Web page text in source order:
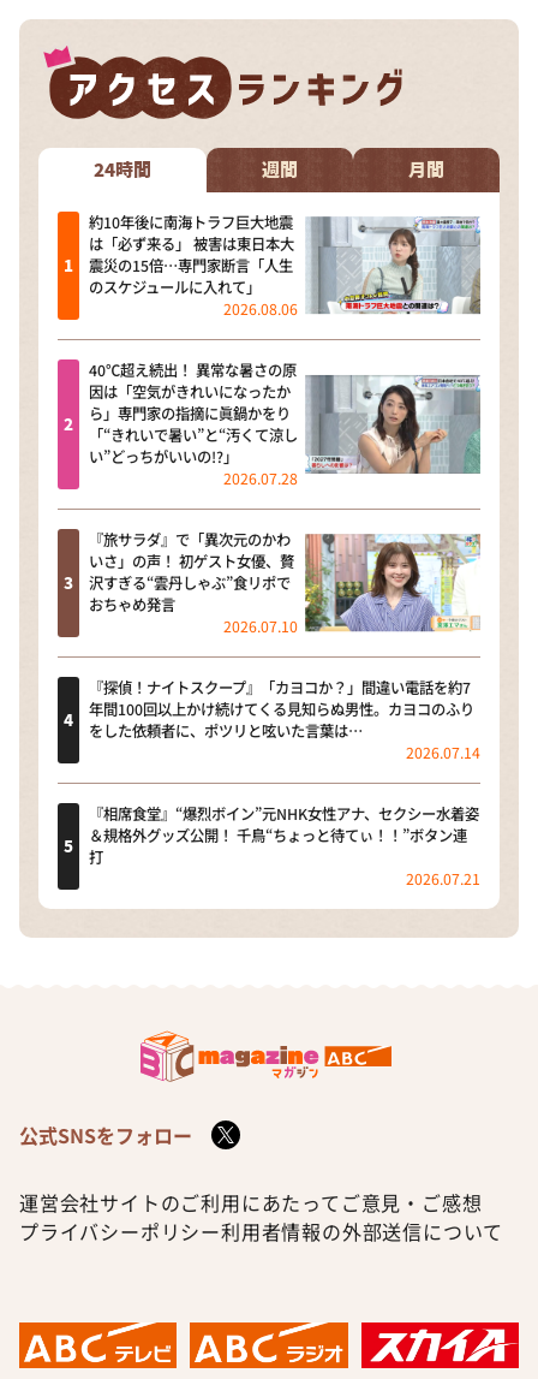
24時間 週間 月間
約10年後に南海トラフ巨大地震
は「必ず来る」 被害は東日本大
震災の15倍…専門家断言「人生
のスケジュールに入れて」
2026.08.06
40℃超え続出！ 異常な暑さの原
因は「空気がきれいになったか
ら」専門家の指摘に眞鍋かをり
「“きれいで暑い”と“汚くて涼し
い”どっちがいいの!?」
2026.07.28
『旅サラダ』で「異次元のかわ
いさ」の声！ 初ゲスト女優、贅
沢すぎる“雲丹しゃぶ”食リポで
おちゃめ発言
2026.07.10
『探偵！ナイトスクープ』「カヨコか？」間違い電話を約7
年間100回以上かけ続けてくる見知らぬ男性。カヨコのふり
をした依頼者に、ポツリと呟いた言葉は…
2026.07.14
『相席食堂』“爆烈ボイン”元NHK女性アナ、セクシー水着姿
＆規格外グッズ公開！ 千鳥“ちょっと待てぃ！！”ボタン連
打
2026.07.21
公式SNSをフォロー
運営会社サイトのご利用にあたって ご意見・ご感想
プライバシーポリシー利用者情報の外部送信について